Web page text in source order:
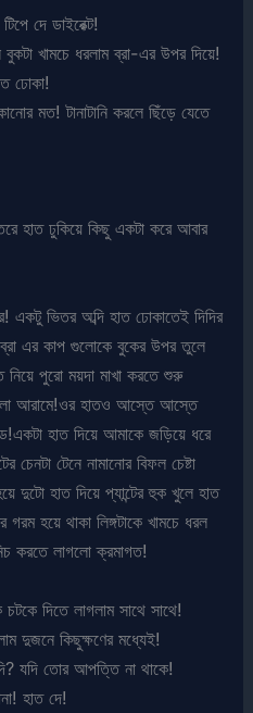
দে ডাইরেক্ট!
খামচে ধরলাম ব্রা-এর উপর দিয়ে!
ঢোকা!
মত! টানাটানি করলে ছিঁড়ে যেতে
হাত ঢুকিয়ে কিছু একটা করে আবার
একটু ভিতর অব্দি হাত ঢোকাতেই দিদির
এর কাপ গুলোকে বুকের উপর তুলে
নিয়ে পুরো ময়দা মাখা করতে শুরু
আরামে!ওর হাতও আস্তে আস্তে
হাত দিয়ে আমাকে জড়িয়ে ধরে
চেনটা টেনে নামানোর বিফল চেষ্টা
দুটো হাত দিয়ে প্যান্টের হুক খুলে হাত
হয়ে থাকা লিঙ্গটাকে খামচে ধরল
করতে লাগলো ক্রমাগত!
দিতে লাগলাম সাথে সাথে!
দুজনে কিছুক্ষণের মধ্যেই!
যদি তোর আপত্তি না থাকে!
হাত দে!